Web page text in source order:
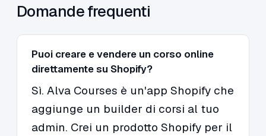
Domande frequenti
Puoi creare e vendere un corso online
direttamente su Shopify?
Sì. Alva Courses è un'app Shopify che
aggiunge un builder di corsi al tuo
admin. Crei un prodotto Shopify per il